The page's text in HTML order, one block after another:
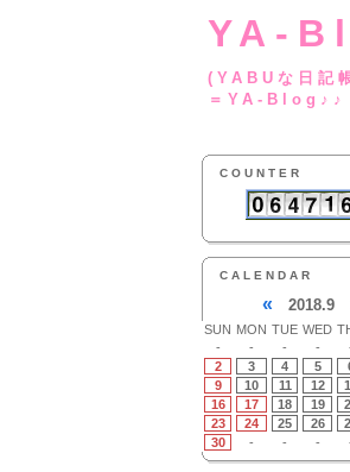
YA-
(YABU
＝YA-Blog♪♪
COUNTER
CALENDAR
« 2018.9
SUN MON TUE WED
-
- - -
2
3 4 5
9
10 11 12
16
17 18 19
23
24 25 26
30
- - -